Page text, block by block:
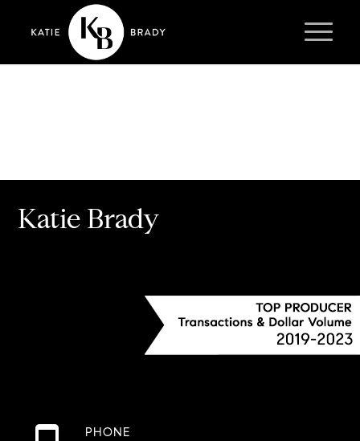
Katie Brady
PHONE